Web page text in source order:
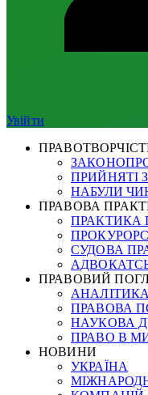
Увійти
ПРИЙНЯТІ
НАБУЛИ
ПРАВОВА
ПРАКТИКА
СУДОВА
ПРАВОВИЙ
АНАЛІТИКА
ПРАВОВА
НАУКОВА
ПРАВО В
НОВИНИ
УКРАЇНА